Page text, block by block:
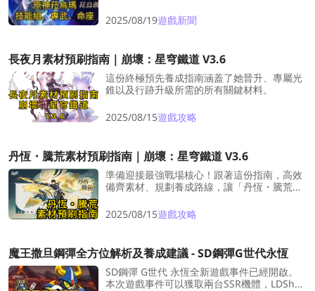
2025/08/19遊戲新聞
長夜月素材預刷指南｜崩壞：星穹鐵道 V3.6
這份終極預先養成指南涵蓋了她晉升、專屬光
錐以及行跡升級所需的所有關鍵材料。
2025/08/15遊戲攻略
丹恆・騰荒素材預刷指南｜崩壞：星穹鐵道 V3.6
準備迎接最強戰場核心！跟著這份指南，高效
備齊素材、規劃養成路線，讓「丹恆・騰荒」
2025/08/15遊戲攻略
魔王撒旦鋼彈全方位解析及養成建議 - SD鋼彈G世代永恆
SD鋼彈 G世代 永恆全新遊戲事件已經開啟。
本次遊戲事件可以獲取兩台SSR機體，LDShop